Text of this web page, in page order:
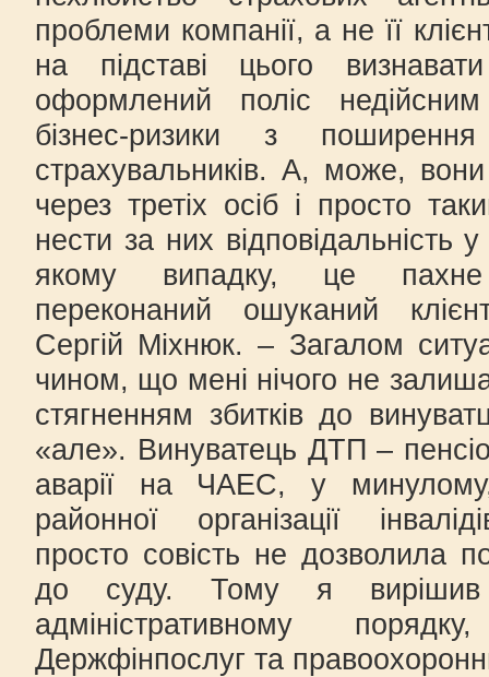
проблеми компанії, а не її
на підставі цього
оформлений поліс
бізнес-ризики з
страхувальників. А, може, вони
через третіх осіб і просто
нести за них відповідальність
якому випадку, це
переконаний ошуканий
Сергій Міхнюк. – Загалом
чином, що мені нічого не
стягненням збитків до
«але». Винуватець ДТП –
аварії на ЧАЕС, у
районної організації
просто совість не дозволила
до суду. Тому я
адміністративному
Держфінпослуг та